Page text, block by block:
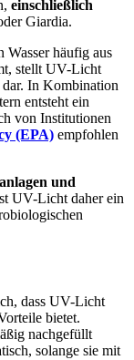
einschließlich
Giardia.
Wasser häufig aus
stellt UV-Licht
In Kombination
entsteht ein
von Institutionen
(EPA) empfohlen
und
UV-Licht daher ein
dass UV-Licht
bietet.
nachgefüllt
solange sie mit